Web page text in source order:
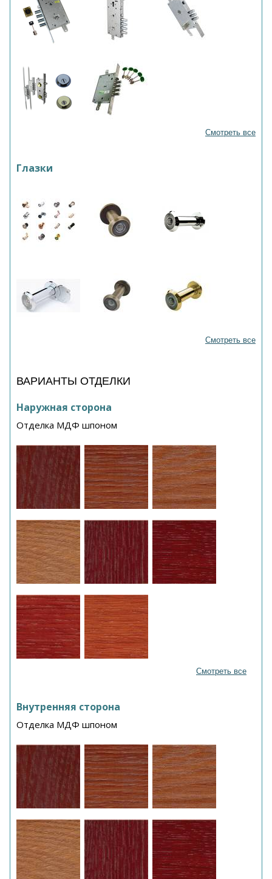
Смотреть все
Глазки
Смотреть все
ВАРИАНТЫ ОТДЕЛКИ
Наружная сторона
Отделка МДФ шпоном
Смотреть все
Внутренняя сторона
Отделка МДФ шпоном